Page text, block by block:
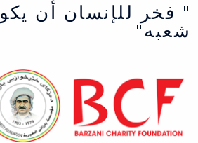
" فخر للإنسان أن
شعبه"